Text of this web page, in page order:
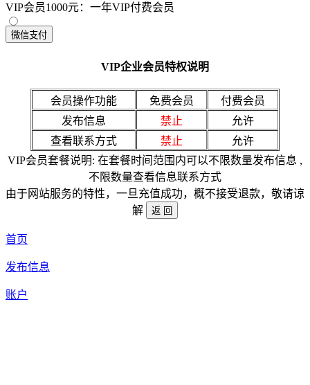
VIP会员1000元：一年VIP付费会员
VIP企业会员特权说明
会员操作功能 免费会员
付费会员
发布信息
禁止
允许
查看联系方式
禁止
允许
VIP会员套餐说明: 在套餐时间范围内可以不限数量发布信息 ,
不限数量查看信息联系方式
由于网站服务的特性，一旦充值成功，概不接受退款，敬请谅
解
首页
发布信息
账户